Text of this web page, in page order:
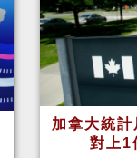
加拿大統
對上